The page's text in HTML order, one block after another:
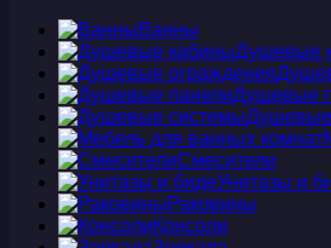
Ванны
Душевые
Душевые
Смесители
Унитазы и
Раковины
Консоли